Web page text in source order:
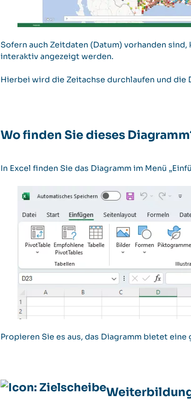
Sofern auch Zeitdaten (Datum) vorhanden
interaktiv angezeigt werden.
Hierbei wird die Zeitachse durchlaufen und
Wo finden Sie dieses
In Excel finden Sie das Diagramm im Menü
Propieren Sie es aus, das Diagramm bietet